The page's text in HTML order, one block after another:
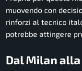
muovendo con
rinforzi al tecnico
potrebbe attingere
Dal Milan